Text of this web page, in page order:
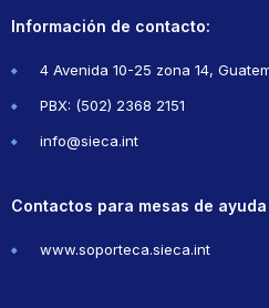
Información de contacto:
4 Avenida 10-25 zona 14,
PBX: (502) 2368 2151
info@sieca.int
Contactos para mesas de
www.soporteca.sieca.int